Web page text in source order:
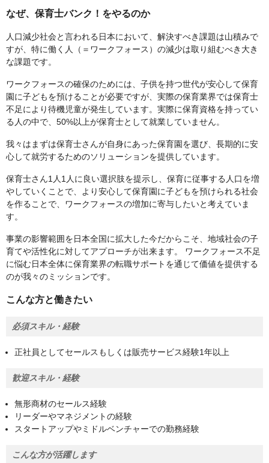
なぜ、保育士バンク！をやるのか
人口減少社会と言われる日本において、解決すべき課題は山積みで
すが、特に働く人（＝ワークフォース）の減少は取り組むべき大き
な課題です。
ワークフォースの確保のためには、子供を持つ世代が安心して保育
園に子どもを預けることが必要ですが、実際の保育業界では保育士
不足により待機児童が発生しています。実際に保育資格を持ってい
る人の中で、50%以上が保育士として就業していません。
我々はまずは保育士さんが自身にあった保育園を選び、長期的に安
心して就労するためのソリューションを提供しています。
保育士さん1人1人に良い選択肢を提示し、保育に従事する人口を増
やしていくことで、より安心して保育園に子どもを預けられる社会
を作ることで、ワークフォースの増加に寄与したいと考えていま
す。
事業の影響範囲を日本全国に拡大した今だからこそ、地域社会の子
育てや活性化に対してアプローチが出来ます。 ワークフォース不足
に悩む日本全体に保育業界の転職サポートを通じて価値を提供する
のが我々のミッションです。
こんな方と働きたい
必須スキル・経験
正社員としてセールスもしくは販売サービス経験1年以上
歓迎スキル・経験
無形商材のセールス経験
リーダーやマネジメントの経験
スタートアップやミドルベンチャーでの勤務経験
こんな方が活躍します